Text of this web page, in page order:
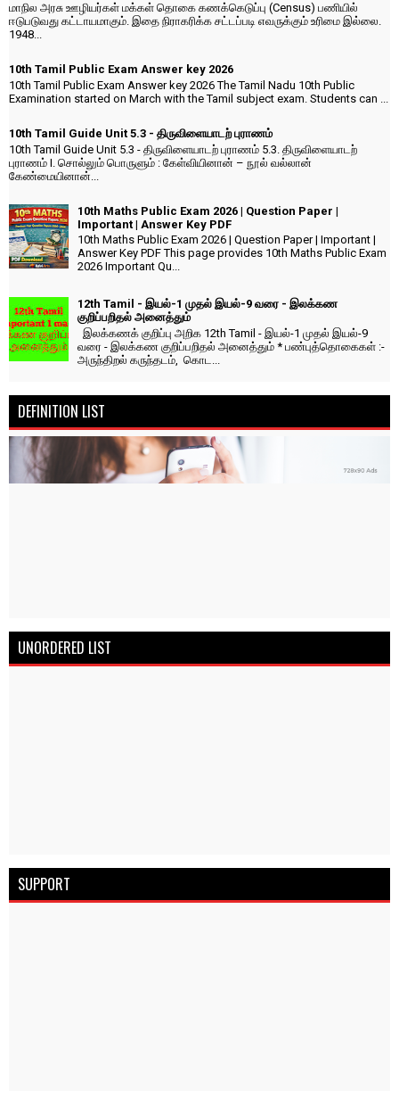
மாநில அரசு ஊழியர்கள் மக்கள் தொகை கணக்கெடுப்பு (Census) பணியில்
ஈடுபடுவது கட்டாயமாகும். இதை நிராகரிக்க சட்டப்படி எவருக்கும் உரிமை இல்லை.
1948...
10th Tamil Public Exam Answer key 2026
10th Tamil Public Exam Answer key 2026 The Tamil Nadu 10th Public
Examination started on March with the Tamil subject exam. Students can ...
10th Tamil Guide Unit 5.3 - திருவிளையாடற் புராணம்
10th Tamil Guide Unit 5.3 - திருவிளையாடற் புராணம் 5.3. திருவிளையாடற்
புராணம் I. சொல்லும் பொருளும் : கேள்வியினான் – நூல் வல்லான்
கேண்மையினான்...
10th Maths Public Exam 2026 | Question Paper |
Important | Answer Key PDF
10th Maths Public Exam 2026 | Question Paper | Important |
Answer Key PDF This page provides 10th Maths Public Exam
2026 Important Qu...
12th Tamil - இயல்-1 முதல் இயல்-9 வரை - இலக்கண
குறிப்பறிதல் அனைத்தும்
இலக்கணக் குறிப்பு அறிக 12th Tamil - இயல்-1 முதல் இயல்-9
வரை - இலக்கண குறிப்பறிதல் அனைத்தும் * பண்புத்தொகைகள் :-
அருந்திறல் கருந்தடம், கொட...
DEFINITION LIST
UNORDERED LIST
SUPPORT